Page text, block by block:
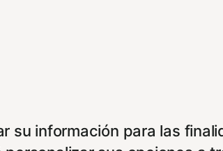
su información para las